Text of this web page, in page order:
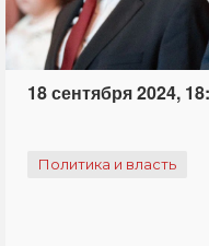
18 сентября 2024,
Политика и власть